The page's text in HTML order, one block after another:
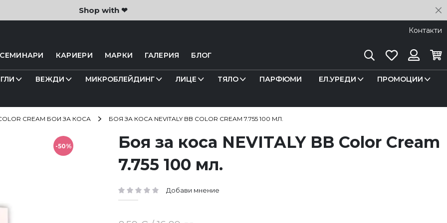
Shop with ❤
Контакти
КАРИЕРИ МАРКИ ГАЛЕРИЯ БЛОГ
ТърсенеЛюбими
ВЕЖДИ МИКРОБЛЕЙДИНГ ЛИЦЕ ТЯЛО ПАРФЮМИ ЕЛ.УРЕДИ ПРОМОЦИИ
CREAM БОИ ЗА КОСА БОЯ ЗА КОСА NEVITALY BB COLOR CREAM 7.755 100 МЛ.
Боя за коса NEVITALY BB Color Cream
7.755 100 мл.
рейтинг: Добави мнение
-50%